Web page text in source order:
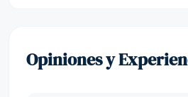
Opiniones y